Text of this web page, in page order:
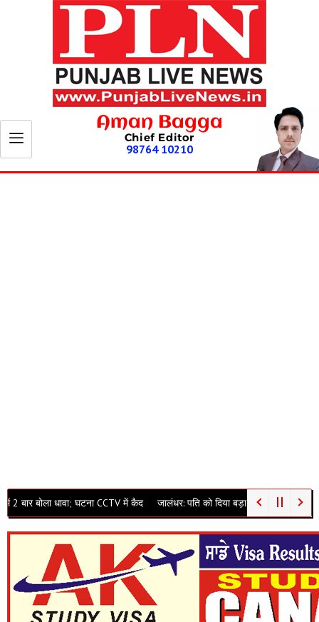
Aman Bagga
Chief Editor
98764 10210
घटना CCTV में कैद जालंधर: पति को दिया बड़ा धोखा… खुद को ‘कुंवारी’ बताकर